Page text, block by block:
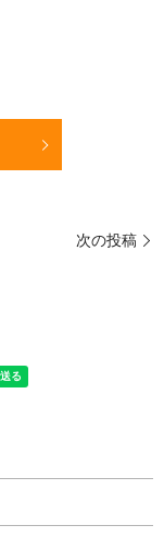
次の投稿